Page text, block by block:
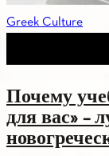
Greek Culture
Почему
для вас» –